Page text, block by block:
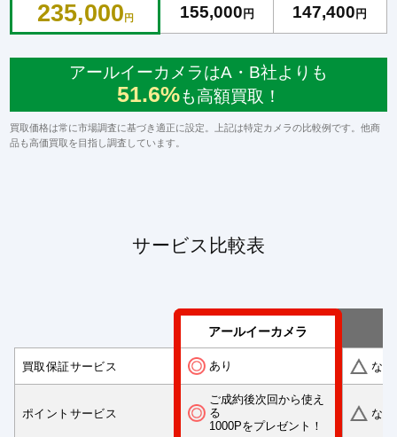
235,000 円 155,000円 147,400円
アールイーカメラはA・B社よりも
51.6%も高額買取！
買取価格は常に市場調査に基づき適正に設定。上記は特定カメラの比較例です。他商
品も高価買取を目指し調査しています。
サービス比較表
アールイーカメラ
買取保証サービス あり なし
ポイントサービス
ご成約後次回から使え
る
1000Pをプレゼント！
なし